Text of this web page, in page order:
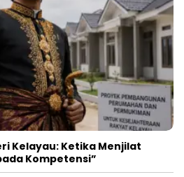
Kelayau: Ketika Menjilat
Kompetensi”